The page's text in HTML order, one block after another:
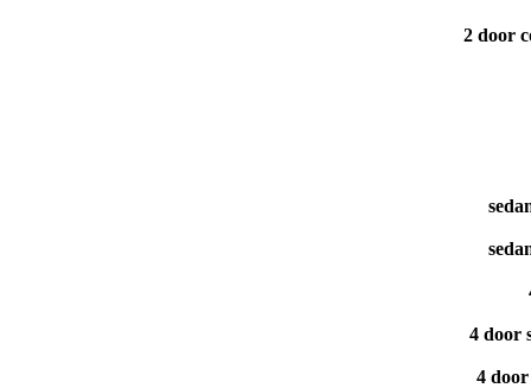
2 door
4 door
4 door